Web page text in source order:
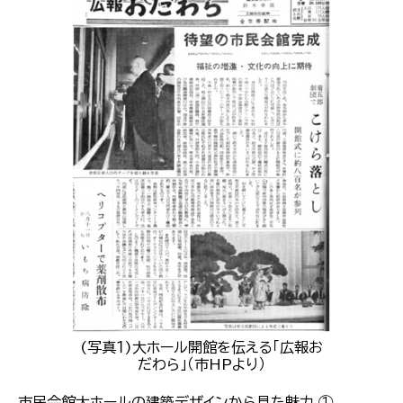
(写真１)大ホール開館を伝える「広報お
だわら」（市HPより）